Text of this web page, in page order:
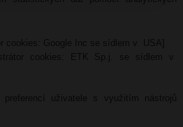
cookies: Google Inc se sídlem v USA]
cookies: ETK Sp.j. se sídlem v
preferencí uživatele s využitím nástrojů